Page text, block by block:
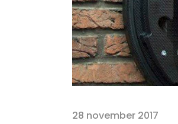
28 november 2017